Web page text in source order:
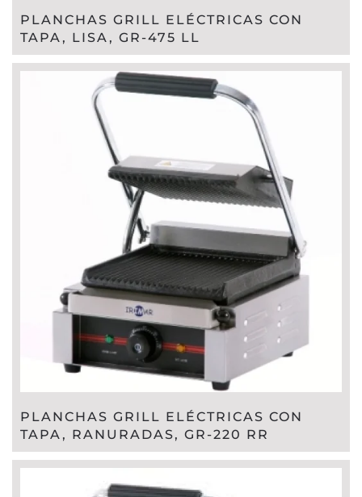
PLANCHAS GRILL ELÉCTRICAS CON
TAPA, LISA, GR-475 LL
PLANCHAS GRILL ELÉCTRICAS CON
TAPA, RANURADAS, GR-220 RR